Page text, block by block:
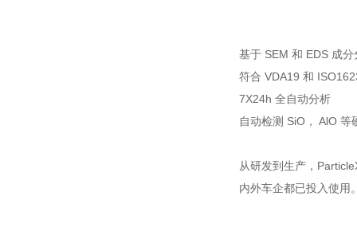
基于 SEM 和 EDS 成分
符合 VDA19 和
7X24h 全自动分析
自动检测 SiO， AlO 等
从研发到生产，
内外车企都已投入使用